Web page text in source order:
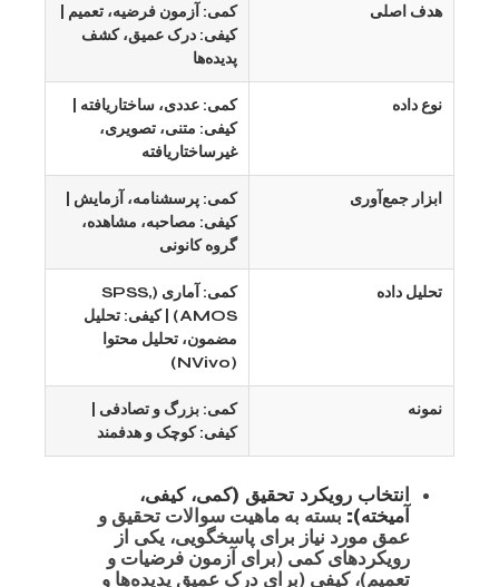
هدف اصلی
کمی: آزمون فرضیه، تعمیم |
کیفی: درک عمیق، کشف
پدیده‌ها
نوع داده
کمی: عددی، ساختاریافته |
کیفی: متنی، تصویری،
غیرساختاریافته
ابزار جمع‌آوری
کمی: پرسشنامه، آزمایش |
کیفی: مصاحبه، مشاهده،
گروه کانونی
تحلیل داده
کمی: آماری (SPSS,
AMOS) | کیفی: تحلیل
مضمون، تحلیل محتوا
(NVivo)
نمونه
کمی: بزرگ و تصادفی |
کیفی: کوچک و هدفمند
انتخاب رویکرد تحقیق (کمی، کیفی،
آمیخته): بسته به ماهیت سوالات تحقیق و
عمق مورد نیاز برای پاسخگویی، یکی از
رویکردهای کمی (برای آزمون فرضیات و
تعمیم)، کیفی (برای درک عمیق پدیده‌ها و